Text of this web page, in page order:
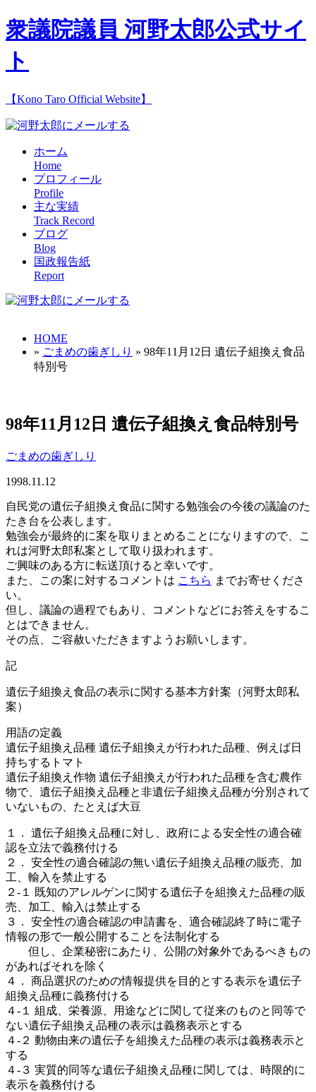
衆議院議員 河野太郎公式サイ
ト
【Kono Taro Official Website】
ホーム
Home
プロフィール
Profile
主な実績
Track Record
ブログ
Blog
国政報告紙
Report
HOME
» ごまめの歯ぎしり » 98年11月12日 遺伝子組換え食品
特別号
98年11月12日 遺伝子組換え食品特別号
ごまめの歯ぎしり
1998.11.12
自民党の遺伝子組換え食品に関する勉強会の今後の議論のた
たき台を公表します。
勉強会が最終的に案を取りまとめることになりますので、こ
れは河野太郎私案として取り扱われます。
ご興味のある方に転送頂けると幸いです。
また、この案に対するコメントは こちら までお寄せくださ
い。
但し、議論の過程でもあり、コメントなどにお答えをするこ
とはできません。
その点、ご容赦いただきますようお願いします。
記
遺伝子組換え食品の表示に関する基本方針案（河野太郎私
案）
用語の定義
遺伝子組換え品種 遺伝子組換えが行われた品種、例えば日
持ちするトマト
遺伝子組換え作物 遺伝子組換えが行われた品種を含む農作
物で、遺伝子組換え品種と非遺伝子組換え品種が分別されて
いないもの、たとえば大豆
１． 遺伝子組換え品種に対し、政府による安全性の適合確
認を立法で義務付ける
２． 安全性の適合確認の無い遺伝子組換え品種の販売、加
工、輸入を禁止する
２-１ 既知のアレルゲンに関する遺伝子を組換えた品種の販
売、加工、輸入は禁止する
３． 安全性の適合確認の申請書を、適合確認終了時に電子
情報の形で一般公開することを法制化する
但し、企業秘密にあたり、公開の対象外であるべきもの
があればそれを除く
４． 商品選択のための情報提供を目的とする表示を遺伝子
組換え品種に義務付ける
４-１ 組成、栄養源、用途などに関して従来のものと同等で
ない遺伝子組換え品種の表示は義務表示とする
４-２ 動物由来の遺伝子を組換えた品種の表示は義務表示と
する
４-３ 実質的同等な遺伝子組換え品種に関しては、時限的に
表示を義務付ける